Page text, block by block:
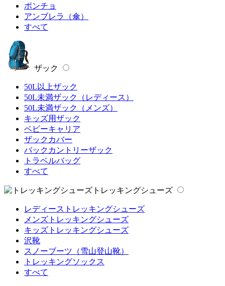
ポンチョ
アンブレラ（傘）
すべて
ザック
50L以上ザック
50L未満ザック（レディース）
50L未満ザック（メンズ）
キッズ用ザック
ベビーキャリア
ザックカバー
バックカントリーザック
トラベルバッグ
すべて
トレッキングシューズ
レディーストレッキングシューズ
メンズトレッキングシューズ
キッズトレッキングシューズ
沢靴
スノーブーツ（雪山登山靴）
トレッキングソックス
すべて